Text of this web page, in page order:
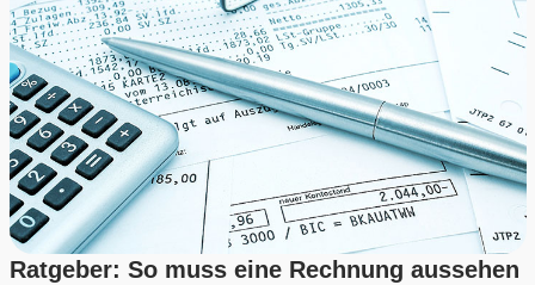
Ratgeber: So muss eine Rechnung aussehen